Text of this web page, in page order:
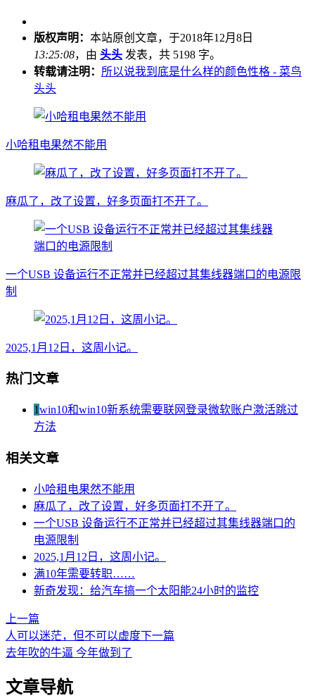
版权声明： 本站原创文章，于2018年12月8日
13:25:08，由 头头 发表，共 5198 字。
转载请注明： 所以说我到底是什么样的颜色性格 - 菜鸟
头头
小哈租电果然不能用
麻瓜了，改了设置，好多页面打不开了。
一个USB 设备运行不正常并已经超过其集线器端口的电源限
制
2025,1月12日，这周小记。
热门文章
1win10和win10新系统需要联网登录微软账户激活跳过
方法
相关文章
小哈租电果然不能用
麻瓜了，改了设置，好多页面打不开了。
一个USB 设备运行不正常并已经超过其集线器端口的
电源限制
2025,1月12日，这周小记。
满10年需要转职……
新奇发现：给汽车搞一个太阳能24小时的监控
上一篇
人可以迷茫，但不可以虚度下一篇
去年吹的牛逼 今年做到了
文章导航